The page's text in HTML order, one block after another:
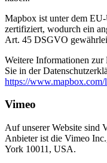
Mapbox ist unter dem
zertifiziert, wodurch ein
Art. 45 DSGVO
Weitere Informationen
Sie in der
https://
Vimeo
Auf unserer Website sind
Anbieter ist die Vimeo
York 10011, USA.